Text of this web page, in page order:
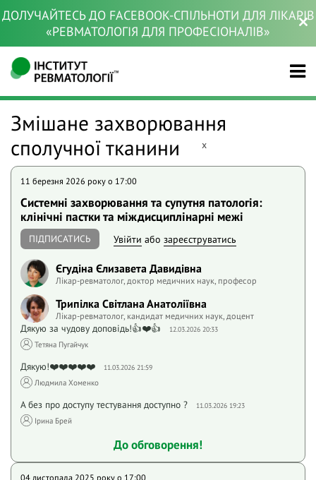
ДОЛУЧАЙТЕСЬ ДО FACEBOOK-СПІЛЬНОТИ ДЛЯ ЛІКАРІВ
«РЕВМАТОЛОГІЯ ДЛЯ ПРОФЕСІОНАЛІВ»
Змішане захворювання
сполучної тканини
x
11 березня 2026 року o 17:00
Системні захворювання та супутня патологія:
клінічні пастки та міждисциплінарні межі
ПІДПИСАТИСЬ Увійти або зареєструватись
Єгудіна Єлизавета Давидівна
Лікар-ревматолог, доктор медичних наук, професор
Трипілка Світлана Анатоліївна
Лікар-ревматолог, кандидат медичних наук, доцент
Дякую за чудову доповідь!👍❤️👍 12.03.2026 20:33
Тетяна Пугайчук
Дякую!❤️❤️❤️❤️❤️ 11.03.2026 21:59
Людмила Хоменко
А без про доступу тестування доступно ? 11.03.2026 19:23
Ірина Брей
До обговорення!
04 листопада 2025 року o 17:00